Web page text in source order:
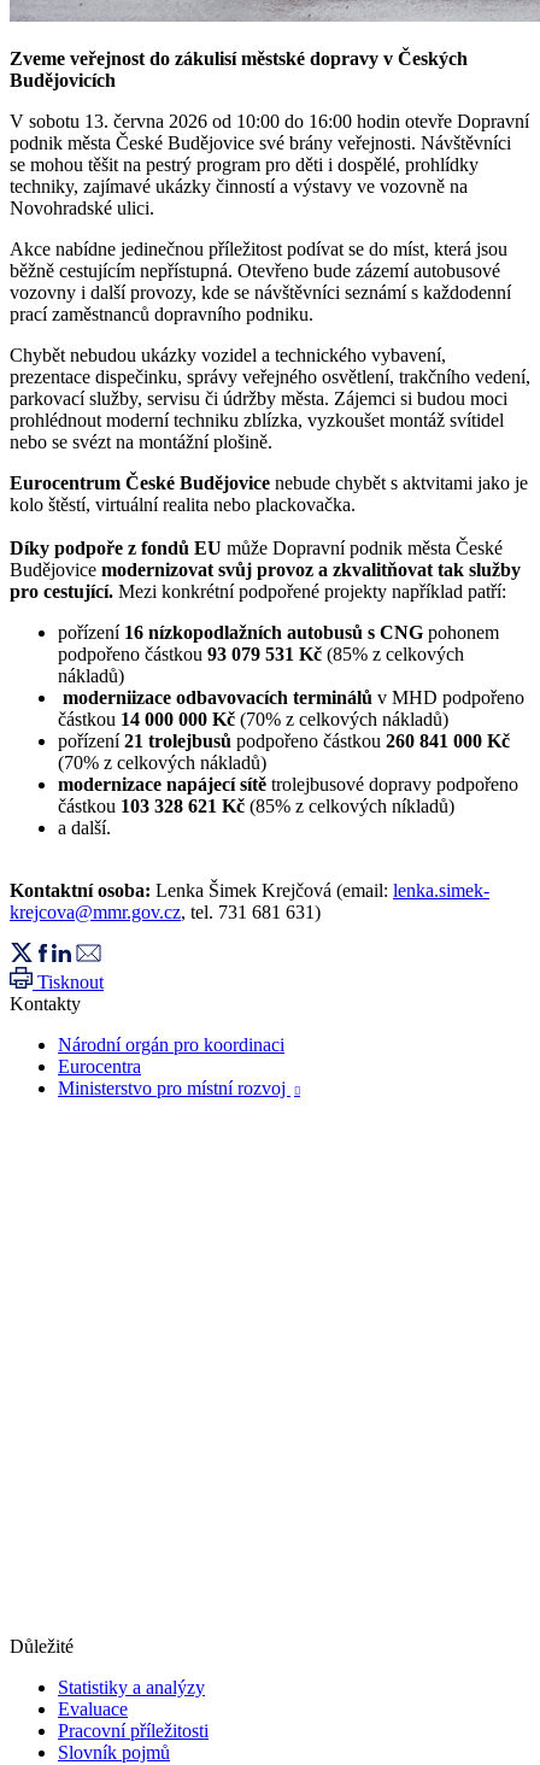
Zveme veřejnost do zákulisí městské dopravy v Českých
Budějovicích
V sobotu 13. června 2026 od 10:00 do 16:00 hodin otevře Dopravní
podnik města České Budějovice své brány veřejnosti. Návštěvníci
se mohou těšit na pestrý program pro děti i dospělé, prohlídky
techniky, zajímavé ukázky činností a výstavy ve vozovně na
Novohradské ulici.
Akce nabídne jedinečnou příležitost podívat se do míst, která jsou
běžně cestujícím nepřístupná. Otevřeno bude zázemí autobusové
vozovny i další provozy, kde se návštěvníci seznámí s každodenní
prací zaměstnanců dopravního podniku.
Chybět nebudou ukázky vozidel a technického vybavení,
prezentace dispečinku, správy veřejného osvětlení, trakčního vedení,
parkovací služby, servisu či údržby města. Zájemci si budou moci
prohlédnout moderní techniku zblízka, vyzkoušet montáž svítidel
nebo se svézt na montážní plošině.
Eurocentrum České Budějovice nebude chybět s aktvitami jako je
kolo štěstí, virtuální realita nebo plackovačka.
Díky podpoře z fondů EU může Dopravní podnik města České
Budějovice modernizovat svůj provoz a zkvalitňovat tak služby
pro cestující. Mezi konkrétní podpořené projekty například patří:
pořízení 16 nízkopodlažních autobusů s CNG pohonem
podpořeno částkou 93 079 531 Kč (85% z celkových
nákladů)
moderniizace odbavovacích terminálů v MHD podpořeno
částkou 14 000 000 Kč (70% z celkových nákladů)
pořízení21 trolejbusů podpořeno částkou 260 841 000 Kč
(70% z celkových nákladů)
modernizace napájecí sítě trolejbusové dopravy podpořeno
částkou 103 328 621 Kč (85% z celkových níkladů)
a další.
Kontaktní osoba: Lenka Šimek Krejčová (email: lenka.simek-
krejcova@mmr.gov.cz, tel. 731 681 631)
Tisknout
Kontakty
Národní orgán pro koordinaci
Eurocentra
Ministerstvo pro místní rozvoj

Důležité
Statistiky a analýzy
Evaluace
Pracovní příležitosti
Slovník pojmů